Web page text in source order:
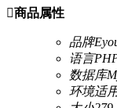
商品属性
品牌
语言
数据库
环境适